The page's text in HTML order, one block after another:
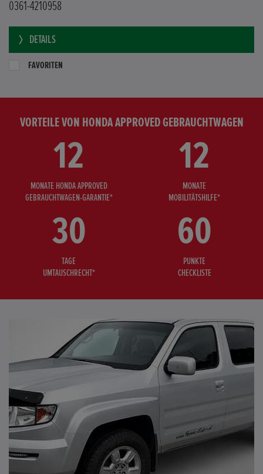
0361-4210958
DETAILS
FAVORITEN
VORTEILE VON HONDA APPROVED GEBRAUCHTWAGEN
12
MONATE HONDA APPROVED
GEBRAUCHTWAGEN-GARANTIE*
12
MONATE
MOBILITÄTSHILFE*
30
TAGE
UMTAUSCHRECHT*
60
PUNKTE
CHECKLISTE